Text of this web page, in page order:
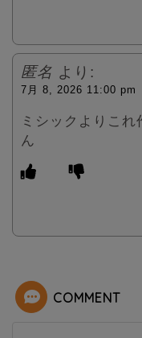
匿名 より:
7月 8, 2026 11:00 pm
ミシックよりこ
ん
COMMENT